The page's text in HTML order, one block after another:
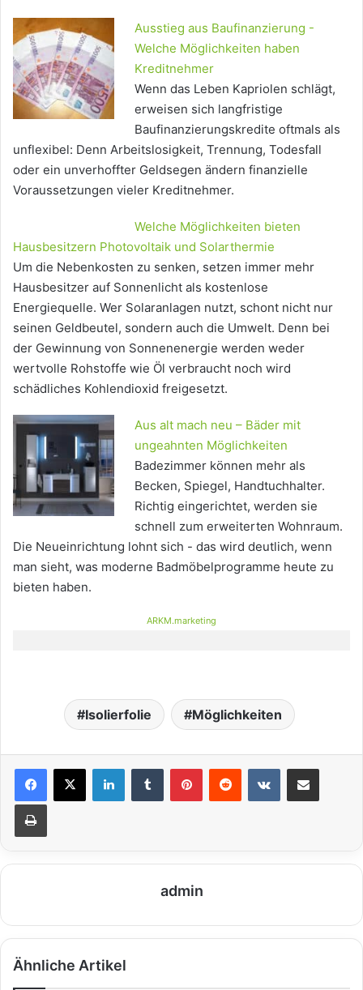
Ausstieg aus Baufinanzierung -
Welche Möglichkeiten haben
Kreditnehmer
Wenn das Leben Kapriolen schlägt,
erweisen sich langfristige
Baufinanzierungskredite oftmals als
unflexibel: Denn Arbeitslosigkeit, Trennung, Todesfall
oder ein unverhoffter Geldsegen ändern finanzielle
Voraussetzungen vieler Kreditnehmer.
Welche Möglichkeiten bieten
Hausbesitzern Photovoltaik und Solarthermie
Um die Nebenkosten zu senken, setzen immer mehr
Hausbesitzer auf Sonnenlicht als kostenlose
Energiequelle. Wer Solaranlagen nutzt, schont nicht nur
seinen Geldbeutel, sondern auch die Umwelt. Denn bei
der Gewinnung von Sonnenenergie werden weder
wertvolle Rohstoffe wie Öl verbraucht noch wird
schädliches Kohlendioxid freigesetzt.
Aus alt mach neu – Bäder mit
ungeahnten Möglichkeiten
Badezimmer können mehr als
Becken, Spiegel, Handtuchhalter.
Richtig eingerichtet, werden sie
schnell zum erweiterten Wohnraum.
Die Neueinrichtung lohnt sich - das wird deutlich, wenn
man sieht, was moderne Badmöbelprogramme heute zu
bieten haben.
ARKM.marketing
Isolierfolie Möglichkeiten
admin
Ähnliche Artikel